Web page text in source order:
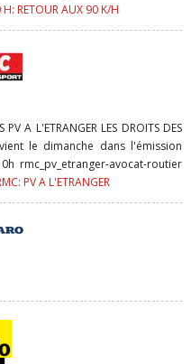
RETOUR AUX 90 K/H
A L'ETRANGER LES DROITS DES
le dimanche dans l'émission
rmc_pv_etranger-avocat-routier
PV A L'ETRANGER